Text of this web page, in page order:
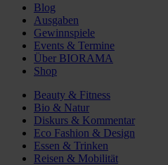
Blog
Ausgaben
Gewinnspiele
Events & Termine
Über BIORAMA
Shop
Beauty & Fitness
Bio & Natur
Diskurs & Kommentar
Eco Fashion & Design
Essen & Trinken
Reisen & Mobilität